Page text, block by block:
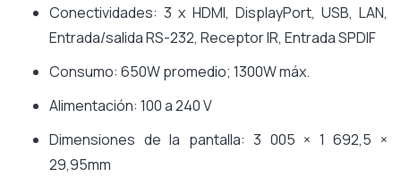
Conectividades: 3 x HDMI, DisplayPort, USB, LAN,
Entrada/salida RS-232, Receptor IR, Entrada SPDIF
Consumo: 650W promedio; 1300W máx.
Alimentación: 100 a 240 V
Dimensiones de la pantalla: 3 005 × 1 692,5 ×
29,95mm